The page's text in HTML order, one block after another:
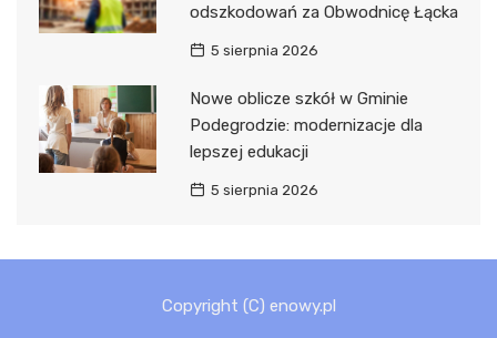
odszkodowań za Obwodnicę Łącka
5 sierpnia 2026
Nowe oblicze szkół w Gminie
Podegrodzie: modernizacje dla
lepszej edukacji
5 sierpnia 2026
Copyright (C) enowy.pl